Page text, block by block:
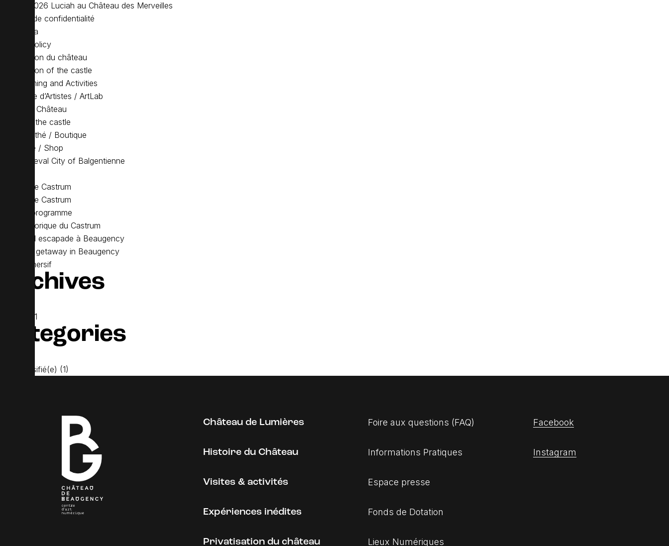
Pâques 2026 Luciah au Château des Merveilles
Politique de confidentialité
Press area
Privacy Policy
Privatisation du château
Privatization of the castle
Programming and Activities
Résidence d’Artistes / ArtLab
Roses du Château
Roses of the castle
Salon de thé / Boutique
Teahouse / Shop
The Medieval City of Balgentienne
Visit to the Castrum
Visit to the Castrum
Visite et programme
Visite historique du Castrum
Week end escapade à Beaugency
Weekend getaway in Beaugency
Yoga Immersif
Archives
June 2021
Categories
Non classifié(e) (1)
Château de Lumières
Histoire du Château
Visites & activités
Expériences inédites
Privatisation du château
Foire aux questions (FAQ)
Informations Pratiques
Espace presse
Fonds de Dotation
Lieux Numériques
Facebook
Instagram